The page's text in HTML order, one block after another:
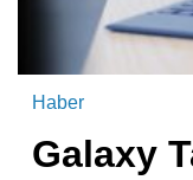
Haber
Galaxy